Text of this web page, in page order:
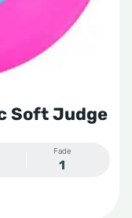
Soft Judge
Fade
1